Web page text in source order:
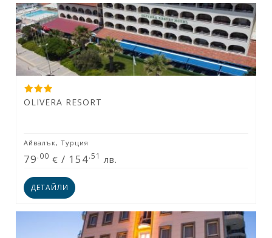
OLIVERA RESORT
Айвалък, Турция
79.00 € / 154.51 лв.
ДЕТАЙЛИ